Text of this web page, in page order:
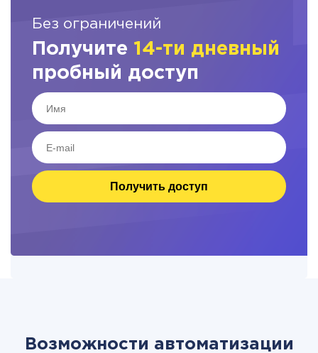
Без ограничений
Получите 14-ти дневный
пробный доступ
Получить доступ
Возможности автоматизации